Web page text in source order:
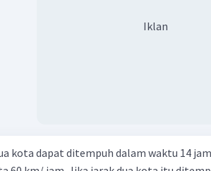
Iklan
kota dapat ditempuh dalam waktu 14